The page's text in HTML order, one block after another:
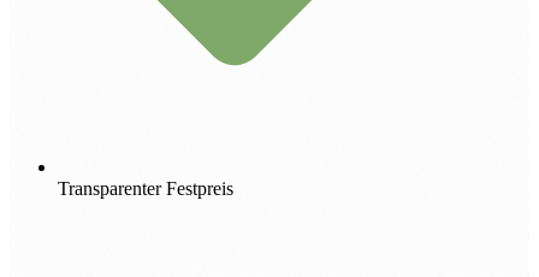
Transparenter Festpreis